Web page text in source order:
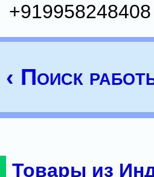
‹ Поиск
Товары из